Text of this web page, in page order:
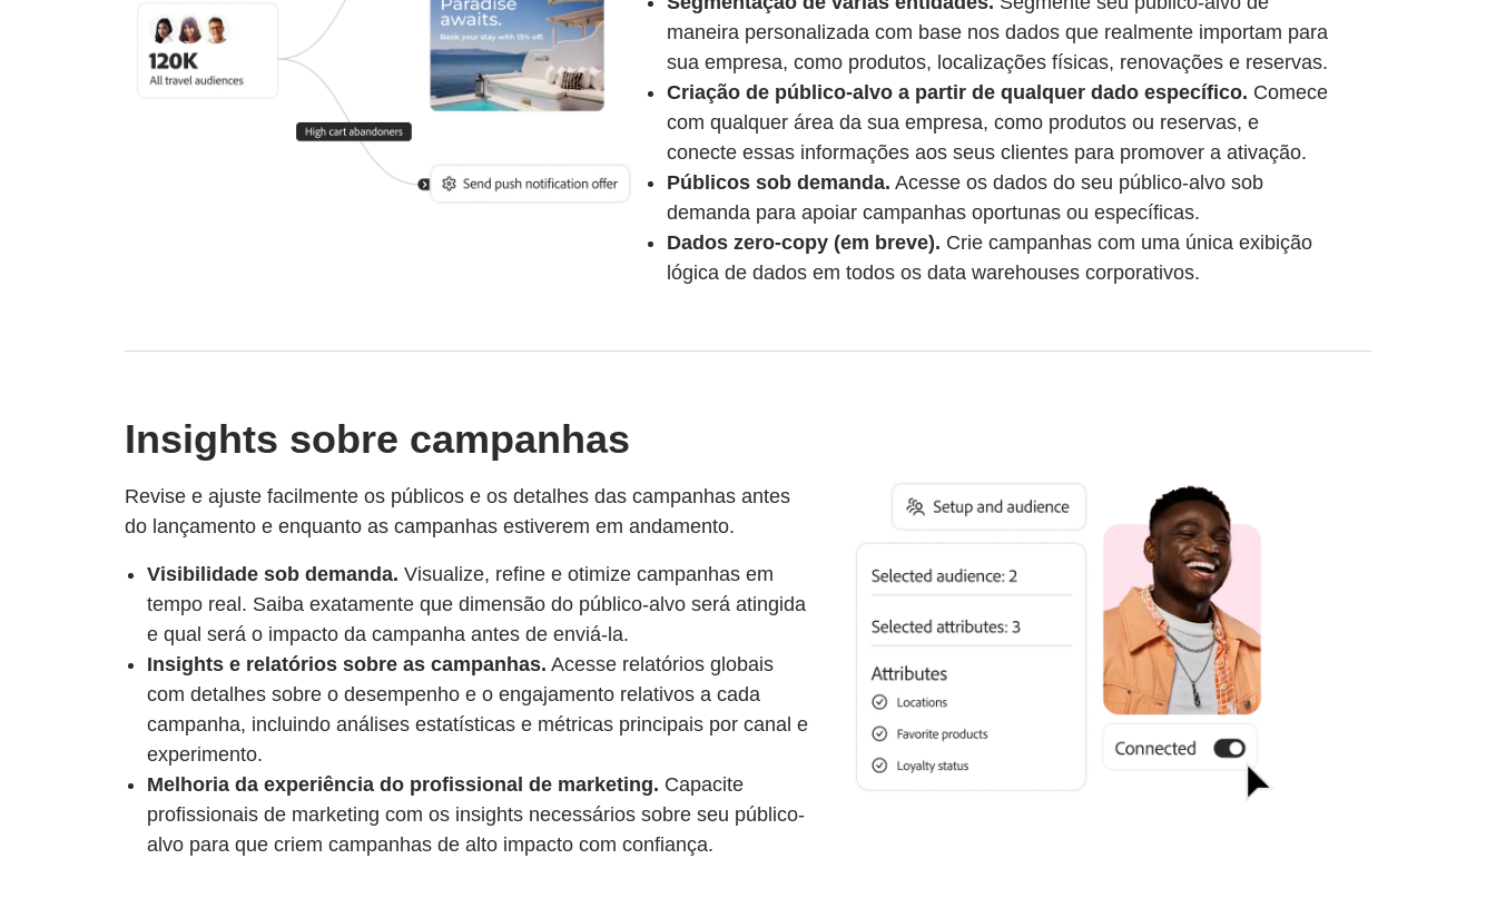
maneira personalizada com base nos dados que realmente importam para
sua empresa, como produtos, localizações físicas, renovações e reservas.
Criação de público-alvo a partir de qualquer dado específico. Comece
com qualquer área da sua empresa, como produtos ou reservas, e
conecte essas informações aos seus clientes para promover a ativação.
Públicos sob demanda. Acesse os dados do seu público-alvo sob
demanda para apoiar campanhas oportunas ou específicas.
Dados zero-copy (em breve). Crie campanhas com uma única exibição
lógica de dados em todos os data warehouses corporativos.
Insights sobre campanhas
Revise e ajuste facilmente os públicos e os detalhes das campanhas antes
do lançamento e enquanto as campanhas estiverem em andamento.
Visibilidade sob demanda. Visualize, refine e otimize campanhas em
tempo real. Saiba exatamente que dimensão do público-alvo será atingida
e qual será o impacto da campanha antes de enviá-la.
Insights e relatórios sobre as campanhas. Acesse relatórios globais
com detalhes sobre o desempenho e o engajamento relativos a cada
campanha, incluindo análises estatísticas e métricas principais por canal e
experimento.
Melhoria da experiência do profissional de marketing. Capacite
profissionais de marketing com os insights necessários sobre seu público-
alvo para que criem campanhas de alto impacto com confiança.